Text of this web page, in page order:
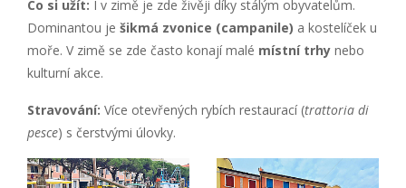
Co si užít: I v zimě je zde živěji díky stálým obyvatelům.
Dominantou je šikmá zvonice (campanile) a kostelíček u
moře. V zimě se zde často konají malé místní trhy nebo
kulturní akce.
Stravování: Více otevřených rybích restaurací (trattoria di
pesce) s čerstvými úlovky.